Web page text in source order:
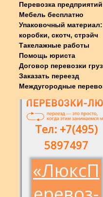
Перевозка предприятий
Мебель бесплатно
Упаковочный материал:
коробки, скотч, стрэйч
Такелажные работы
Помощь юриста
Договор перевозки
Заказать переезд
Междугородные